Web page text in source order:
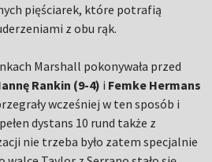
pięściarek, które potrafią
z obu rąk.
Marshall pokonywała przed
Rankin (9-4) i Femke Hermans
wcześniej w ten sposób i
dystans 10 rund także z
nie trzeba było zatem specjalnie